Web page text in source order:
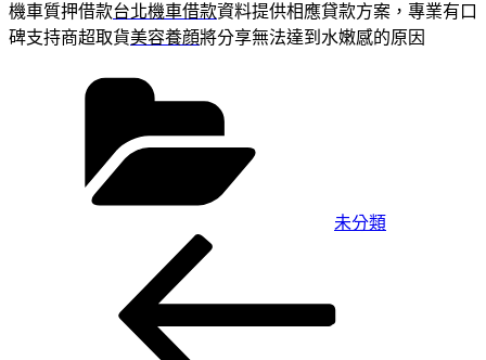
機車質押借款台北機車借款資料提供相應貸款方案，專業有口
碑支持商超取貨美容養顔將分享無法達到水嫩感的原因
未分類